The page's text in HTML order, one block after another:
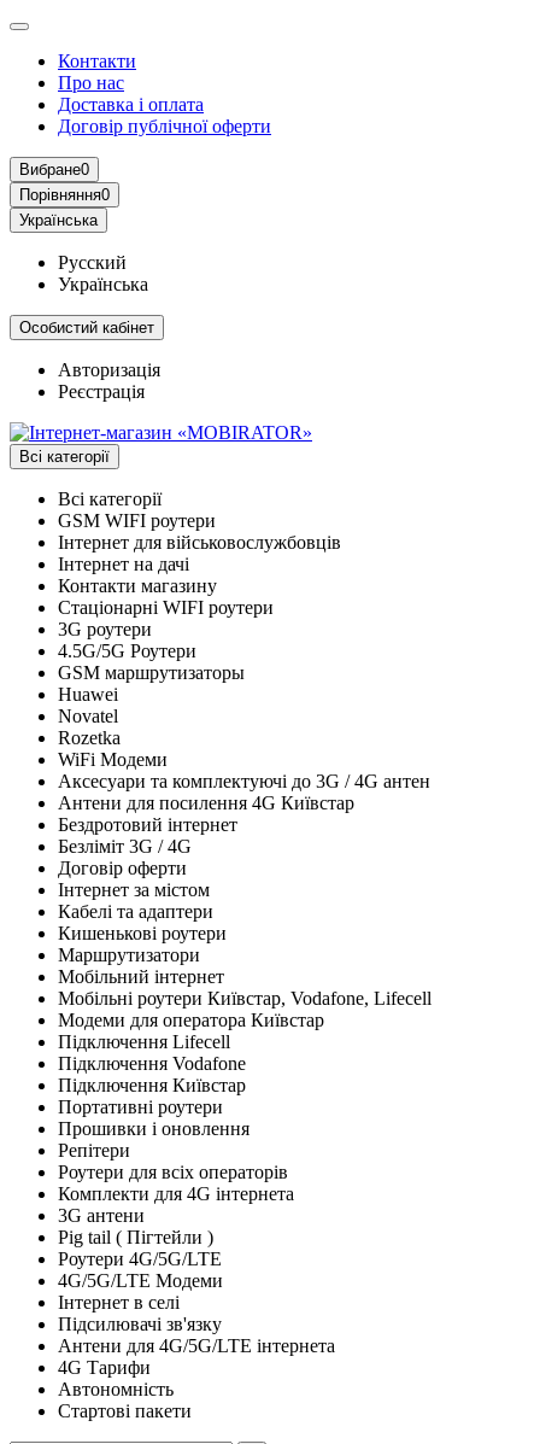
Контакти
Про нас
Доставка і оплата
Договір публічної оферти
Вибране0
Порівняння0
Українська
Русский
Українська
Особистий кабінет
Авторизація
Реєстрація
Всі категорії
Всі категорії
GSM WIFI роутери
Інтернет для військовослужбовців
Інтернет на дачі
Контакти магазину
Стаціонарні WIFI роутери
3G роутери
4.5G/5G Роутери
GSM маршрутизаторы
Huawei
Novatel
Rozetka
WiFi Модеми
Аксесуари та комплектуючі до 3G / 4G антен
Антени для посилення 4G Київстар
Бездротовий інтернет
Безліміт 3G / 4G
Договір оферти
Інтернет за містом
Кабелі та адаптери
Кишенькові роутери
Маршрутизатори
Мобільний інтернет
Мобільні роутери Київстар, Vodafone, Lifecell
Модеми для оператора Київстар
Підключення Lifecell
Підключення Vodafone
Підключення Київстар
Портативні роутери
Прошивки і оновлення
Репітери
Роутери для всіх операторів
Комплекти для 4G інтернета
3G антени
Pig tail ( Пігтейли )
Роутери 4G/5G/LTE
4G/5G/LTE Модеми
Інтернет в селі
Підсилювачі зв'язку
Антени для 4G/5G/LTE інтернета
4G Тарифи
Автономність
Стартові пакети